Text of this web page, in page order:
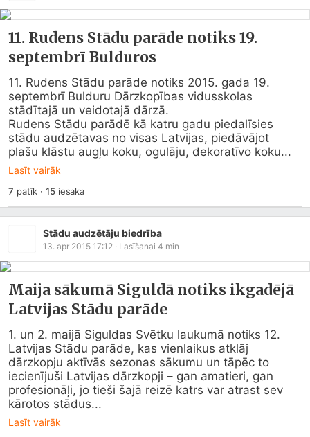
11. Rudens Stādu parāde notiks 19.
septembrī Bulduros
11. Rudens Stādu parāde notiks 2015. gada 19.
septembrī Bulduru Dārzkopības vidusskolas
stādītajā un veidotajā dārzā.
Rudens Stādu parādē kā katru gadu piedalīsies
stādu audzētavas no visas Latvijas, piedāvājot
plašu klāstu augļu koku, ogulāju, dekoratīvo koku...
Lasīt vairāk
7 patīk ·15iesaka
Stādu audzētāju biedrība
13. apr 2015 17:12 · Lasīšanai 4 min
Maija sākumā Siguldā notiks ikgadējā
Latvijas Stādu parāde
1. un 2. maijā Siguldas Svētku laukumā notiks 12.
Latvijas Stādu parāde, kas vienlaikus atklāj
dārzkopju aktīvās sezonas sākumu un tāpēc to
iecienījuši Latvijas dārzkopji – gan amatieri, gan
profesionāļi, jo tieši šajā reizē katrs var atrast sev
kārotos stādus...
Lasīt vairāk